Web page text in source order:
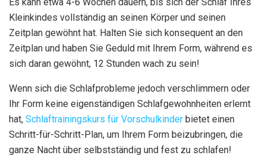
Kleinkindes vollständig an seinen Körper und seinen
Zeitplan gewöhnt hat. Halten Sie sich konsequent an den
Zeitplan und haben Sie Geduld mit Ihrem Form, während es
sich daran gewöhnt, 12 Stunden wach zu sein!
Wenn sich die Schlafprobleme jedoch verschlimmern oder
Ihr Form keine eigenständigen Schlafgewohnheiten erlernt
hat, Schlaftrainingskurs für Vorschulkinder bietet einen
Schritt-für-Schritt-Plan, um Ihrem Form beizubringen, die
ganze Nacht über selbstständig und fest zu schlafen!